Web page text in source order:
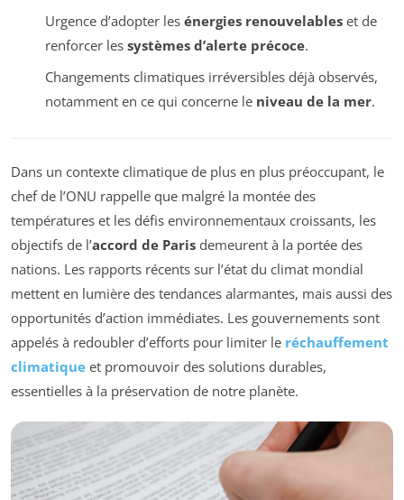
Urgence d’adopter les énergies renouvelableset de
renforcer les systèmes d’alerte précoce.
Changements climatiques irréversibles déjà observés,
notamment en ce qui concerne le niveau de la mer.
Dans un contexte climatique de plus en plus préoccupant, le
chef de l’ONU rappelle que malgré la montée des
températures et les défis environnementaux croissants, les
objectifs de l’accord de Paris demeurent à la portée des
nations. Les rapports récents sur l’état du climat mondial
mettent en lumière des tendances alarmantes, mais aussi des
opportunités d’action immédiates. Les gouvernements sont
appelés à redoubler d’efforts pour limiter le réchauffement
climatique et promouvoir des solutions durables,
essentielles à la préservation de notre planète.